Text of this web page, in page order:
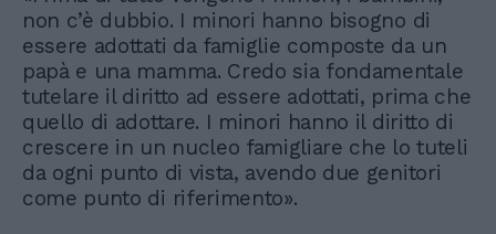
non c’è dubbio. I minori hanno bisogno di
essere adottati da famiglie composte da un
papà e una mamma. Credo sia fondamentale
tutelare il diritto ad essere adottati, prima che
quello di adottare. I minori hanno il diritto di
crescere in un nucleo famigliare che lo tuteli
da ogni punto di vista, avendo due genitori
come punto di riferimento».